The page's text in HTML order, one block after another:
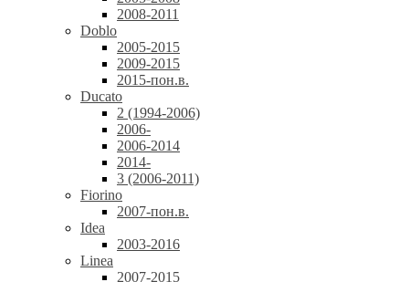
2008-2011
Doblo
2005-2015
2009-2015
2015-пон.в.
Ducato
2 (1994-2006)
2006-
2006-2014
2014-
3 (2006-2011)
Fiorino
2007-пон.в.
Idea
2003-2016
Linea
2007-2015